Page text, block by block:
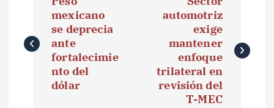
v
mexicano
se deprecia
ante
fortalecimie
nto del
dólar
automotriz
exige
mantener
enfoque
trilateral en
revisión del
T-MEC